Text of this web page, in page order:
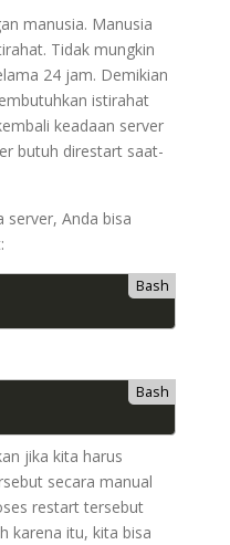
manusia. Manusia
Tidak mungkin
24 jam. Demikian
istirahat
keadaan server
butuh direstart saat-
server, Anda bisa
Bash
Bash
jika kita harus
secara manual
restart tersebut
karena itu, kita bisa